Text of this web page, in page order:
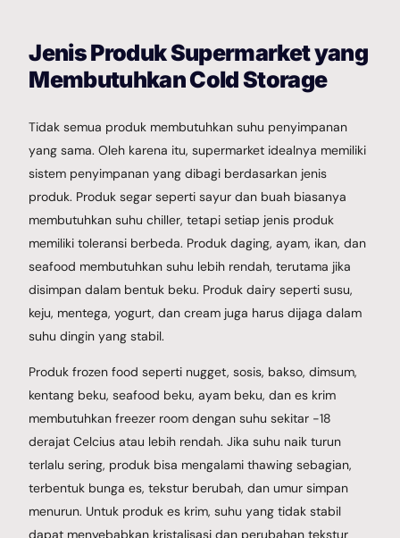
Jenis Produk Supermarket yang
Membutuhkan Cold Storage
Tidak semua produk membutuhkan suhu penyimpanan
yang sama. Oleh karena itu, supermarket idealnya memiliki
sistem penyimpanan yang dibagi berdasarkan jenis
produk. Produk segar seperti sayur dan buah biasanya
membutuhkan suhu chiller, tetapi setiap jenis produk
memiliki toleransi berbeda. Produk daging, ayam, ikan, dan
seafood membutuhkan suhu lebih rendah, terutama jika
disimpan dalam bentuk beku. Produk dairy seperti susu,
keju, mentega, yogurt, dan cream juga harus dijaga dalam
suhu dingin yang stabil.
Produk frozen food seperti nugget, sosis, bakso, dimsum,
kentang beku, seafood beku, ayam beku, dan es krim
membutuhkan freezer room dengan suhu sekitar -18
derajat Celcius atau lebih rendah. Jika suhu naik turun
terlalu sering, produk bisa mengalami thawing sebagian,
terbentuk bunga es, tekstur berubah, dan umur simpan
menurun. Untuk produk es krim, suhu yang tidak stabil